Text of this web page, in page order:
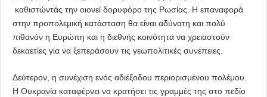
καθιστώντάς την οιονεί δορυφόρο της Ρωσίας. Η επαναφορά
στην προπολεμική κατάσταση θα είναι αδύνατη και πολύ
πιθανόν η Ευρώπη και η διεθνής κοινότητα να χρειαστούν
δεκαετίες για να ξεπεράσουν τις γεωπολιτικές συνέπειες.
Δεύτερον, η συνέχιση ενός αδιέξοδου περιορισμένου πολέμου.
Η Ουκρανία καταφέρνει να κρατήσει τις γραμμές της στο πεδίο